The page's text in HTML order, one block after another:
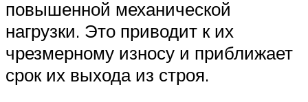
повышенной механической
нагрузки. Это приводит к их
чрезмерному износу и приближает
срок их выхода из строя.